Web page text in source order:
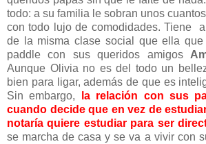
todo: a su familia le sobran unos
con todo lujo de comodidades. Tiene
de la misma clase social que ella que
paddle con sus queridos amigos
Aunque Olivia no es del todo un
bien para ligar, además de que es
Sin embargo,
la relación con sus
cuando decide que en vez de
notaría quiere estudiar para ser
se marcha de casa y se va a vivir con